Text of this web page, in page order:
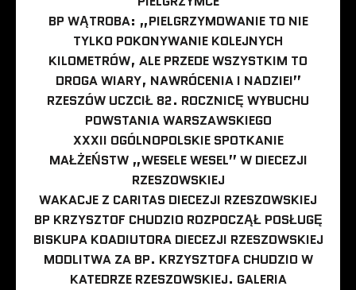
BP WĄTROBA: „PIELGRZYMOWANIE TO NIE
TYLKO POKONYWANIE KOLEJNYCH
KILOMETRÓW, ALE PRZEDE WSZYSTKIM TO
DROGA WIARY, NAWRÓCENIA I NADZIEI”
RZESZÓW UCZCIŁ 82. ROCZNICĘ WYBUCHU
POWSTANIA WARSZAWSKIEGO
XXXII OGÓLNOPOLSKIE SPOTKANIE
MAŁŻEŃSTW „WESELE WESEL” W DIECEZJI
RZESZOWSKIEJ
WAKACJE Z CARITAS DIECEZJI RZESZOWSKIEJ
BP KRZYSZTOF CHUDZIO ROZPOCZĄŁ POSŁUGĘ
BISKUPA KOADIUTORA DIECEZJI RZESZOWSKIEJ
MODLITWA ZA BP. KRZYSZTOFA CHUDZIO W
KATEDRZE RZESZOWSKIEJ. GALERIA